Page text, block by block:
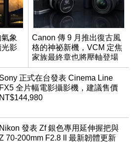
象
影
Canon 傳 9 月推出復古風
格的神祕新機，VCM 定焦
家族最終章也將壓軸登場
Sony 正式在台發表 Cinema Line
FX5 全片幅電影攝影機，建議售價
NT$144,980
Nikon 發表 Zf 銀色專用延伸握把與
70-200mm F2.8 II 最新韌體更新